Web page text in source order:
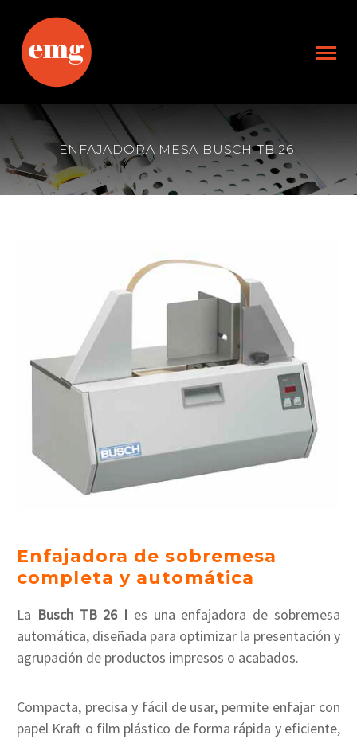
ENFAJADORA MESA BUSCH TB 26I
Enfajadora de sobremesa
completa y automática
La Busch TB 26 I es una enfajadora de sobremesa
automática, diseñada para optimizar la presentación y
agrupación de productos impresos o acabados.
Compacta, precisa y fácil de usar, permite enfajar con
papel Kraft o film plástico de forma rápida y eficiente,